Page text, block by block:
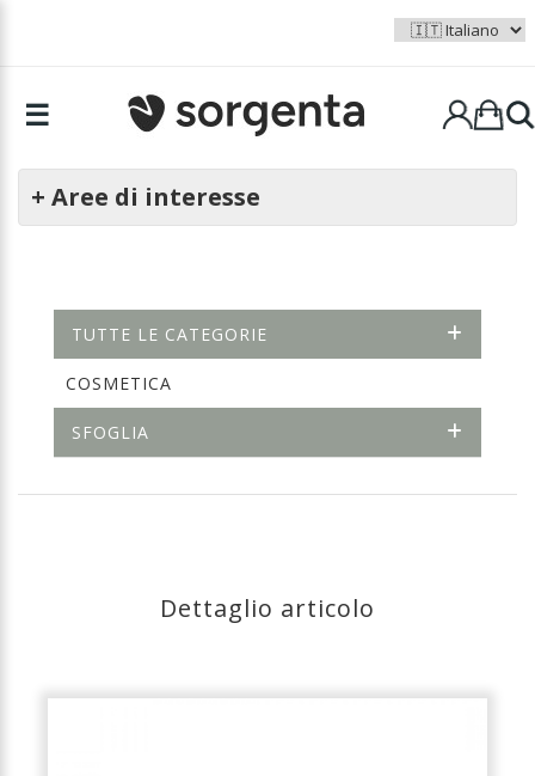
☰
+ Aree di interesse
TUTTE LE CATEGORIE
COSMETICA
SFOGLIA
Dettaglio articolo